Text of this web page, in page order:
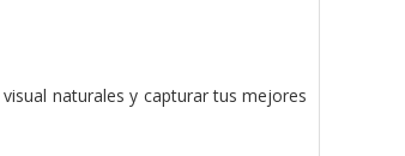
naturales y capturar tus mejores